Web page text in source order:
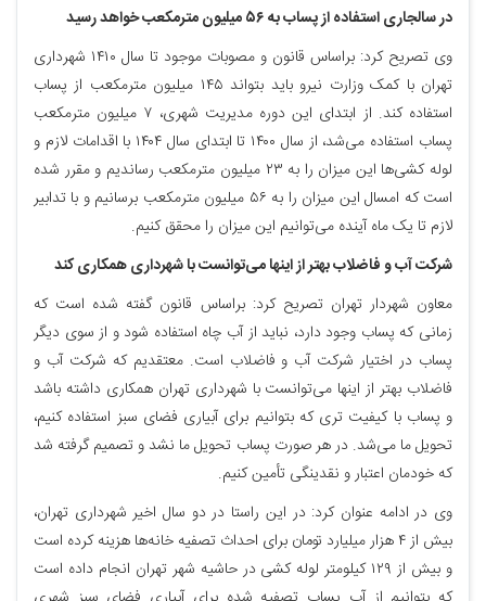
در سالجاری استفاده از پساب به ۵۶ میلیون مترمکعب خواهد رسید
وی تصریح کرد: براساس قانون و مصوبات موجود تا سال ۱۴۱۰ شهرداری
تهران با کمک وزارت نیرو باید بتواند ۱۴۵ میلیون مترمکعب از پساب
استفاده کند. از ابتدای این دوره مدیریت شهری، ۷ میلیون مترمکعب
پساب استفاده می‌شد، از سال ۱۴۰۰ تا ابتدای سال ۱۴۰۴ با اقدامات لازم و
لوله کشی‌ها این میزان را به ۲۳ میلیون مترمکعب رساندیم و مقرر شده
است که امسال این میزان را به ۵۶ میلیون مترمکعب برسانیم و با تدابیر
لازم تا یک ماه آینده می‌توانیم این میزان را محقق کنیم.
شرکت آب و فاضلاب بهتر از اینها می‌توانست با شهرداری همکاری کند
معاون شهردار تهران تصریح کرد: براساس قانون گفته شده است که
زمانی که پساب وجود دارد، نباید از آب چاه استفاده شود و از سوی دیگر
پساب در اختیار شرکت آب و فاضلاب است. معتقدیم که شرکت آب و
فاضلاب بهتر از اینها می‌توانست با شهرداری تهران همکاری داشته باشد
و پساب با کیفیت تری که بتوانیم برای آبیاری فضای سبز استفاده کنیم،
تحویل ما می‌شد. در هر صورت پساب تحویل ما نشد و تصمیم گرفته شد
که خودمان اعتبار و نقدینگی تأمین کنیم.
وی در ادامه عنوان کرد: در این راستا در دو سال اخیر شهرداری تهران،
بیش از ۴ هزار میلیارد تومان برای احداث تصفیه خانه‌ها هزینه کرده است
و بیش از ۱۲۹ کیلومتر لوله کشی در حاشیه شهر تهران انجام داده است